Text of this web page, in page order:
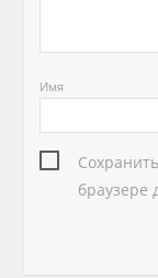
Имя
браузере